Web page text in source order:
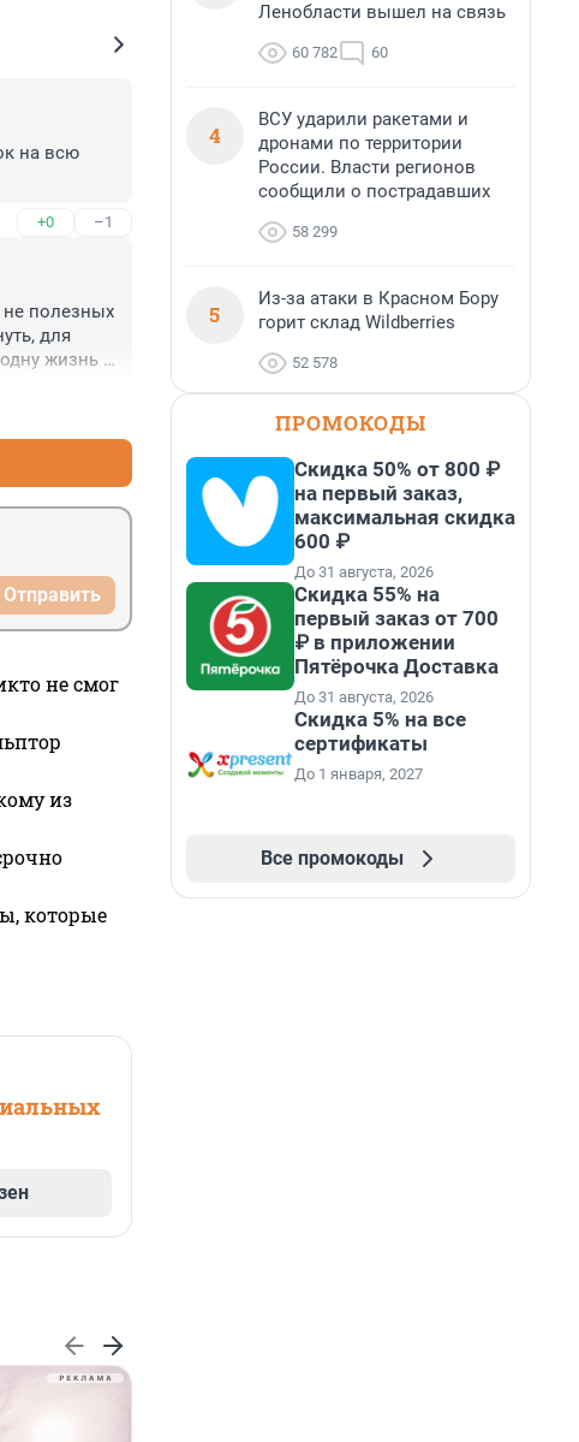
на всю
+0 –1
полезных
для
жизнь
Отправить
не смог
из
которые
Ленобласти вышел на связь
60 782 60
4
ВСУ ударили ракетами и
дронами по территории
России. Власти регионов
сообщили о пострадавших
58 299
5
Из-за атаки в Красном Бору
горит склад Wildberries
52 578
ПРОМОКОДЫ
Скидка 50% от 800 ₽
на первый заказ,
максимальная скидка
600 ₽
До 31 августа, 2026
Скидка 55% на
первый заказ от 700
₽ в приложении
Пятёрочка Доставка
До 31 августа, 2026
Скидка 5% на все
сертификаты
До 1 января, 2027
Все промокоды